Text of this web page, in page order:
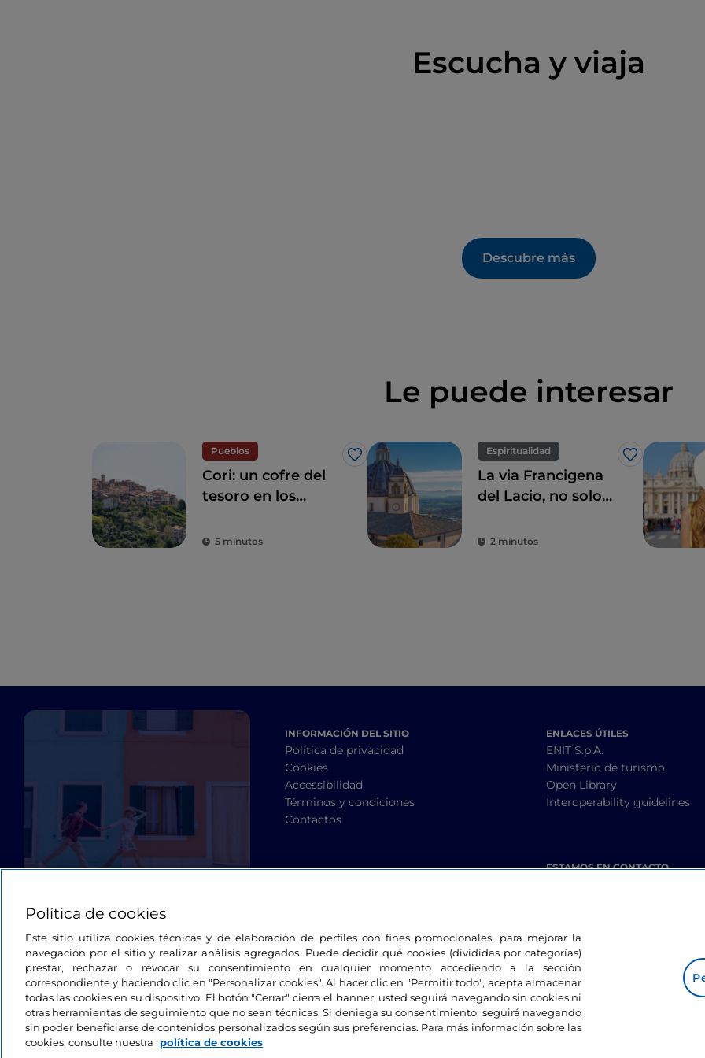
Escucha y viaja
Descubre más
Le puede interesar
Pueblos
Me gusta
Cori: un cofre del
tesoro en los
5 minutos
Espiritualidad
Me gusta
La via Francigena
del Lacio, no solo
2 minutos
INFORMACIÓN DEL SITIO
Política de privacidad
Cookies
Accessibilidad
Términos y condiciones
Contactos
ENLACES ÚTILES
ENIT S.p.A.
Ministerio de turismo
Open Library
Interoperability guidelines
ESTAMOS EN CONTACTO
Política de cookies
Este sitio utiliza cookies técnicas y de elaboración de perfiles con fines promocionales, para mejorar la
navegación por el sitio y realizar análisis agregados. Puede decidir qué cookies (divididas por categorías)
prestar, rechazar o revocar su consentimiento en cualquier momento accediendo a la sección
correspondiente y haciendo clic en "Personalizar cookies". Al hacer clic en "Permitir todo", acepta almacenar
todas las cookies en su dispositivo. El botón "Cerrar" cierra el banner, usted seguirá navegando sin cookies ni
otras herramientas de seguimiento que no sean técnicas. Si deniega su consentimiento, seguirá navegando
sin poder beneficiarse de contenidos personalizados según sus preferencias. Para más información sobre las
cookies, consulte nuestra
política de cookies